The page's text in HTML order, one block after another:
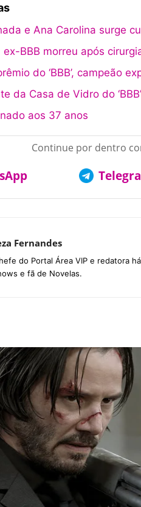
e Ana Carolina surge
BBB morreu após
do ‘BBB’, campeão
da Casa de Vidro do
aos 37 anos
Continue por dentro
Fernandes
do Portal Área VIP e redatora
e fã de Novelas.